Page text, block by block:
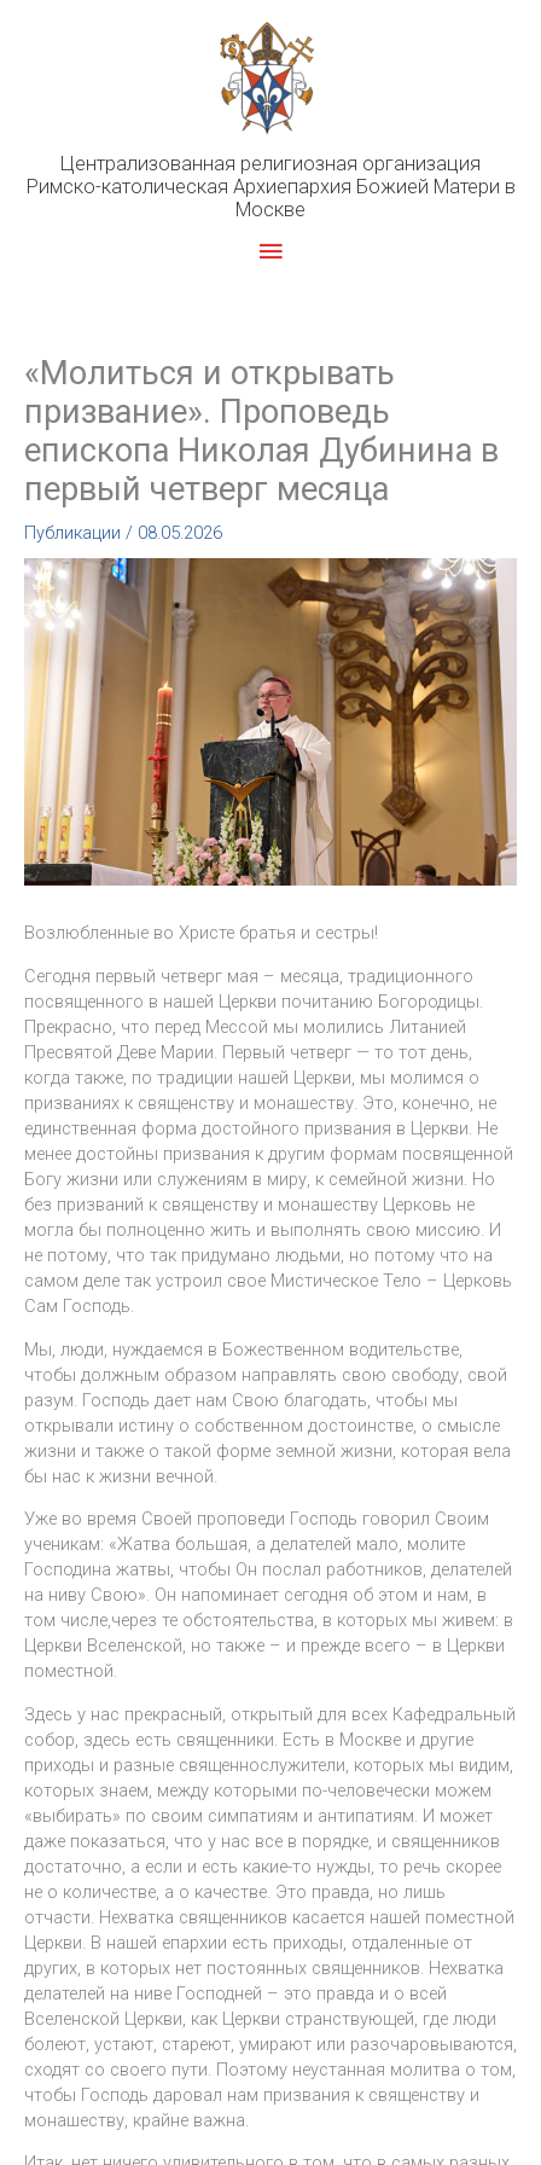
Централизованная религиозная организация
Римско-католическая Архиепархия Божией Матери в
Москве
Главное
«Молиться и открывать
призвание». Проповедь
епископа Николая Дубинина в
первый четверг месяца
Публикации / 08.05.2026
Возлюбленные во Христе братья и сестры!
Сегодня первый четверг мая – месяца, традиционного
посвященного в нашей Церкви почитанию Богородицы.
Прекрасно, что перед Мессой мы молились Литанией
Пресвятой Деве Марии. Первый четверг — то тот день,
когда также, по традиции нашей Церкви, мы молимся о
призваниях к священству и монашеству. Это, конечно, не
единственная форма достойного призвания в Церкви. Не
менее достойны призвания к другим формам посвященной
Богу жизни или служениям в миру, к семейной жизни. Но
без призваний к священству и монашеству Церковь не
могла бы полноценно жить и выполнять свою миссию. И
не потому, что так придумано людьми, но потому что на
самом деле так устроил свое Мистическое Тело – Церковь
Сам Господь.
Мы, люди, нуждаемся в Божественном водительстве,
чтобы должным образом направлять свою свободу, свой
разум. Господь дает нам Свою благодать, чтобы мы
открывали истину о собственном достоинстве, о смысле
жизни и также о такой форме земной жизни, которая вела
бы нас к жизни вечной.
Уже во время Своей проповеди Господь говорил Своим
ученикам: «Жатва большая, а делателей мало, молите
Господина жатвы, чтобы Он послал работников, делателей
на ниву Свою». Он напоминает сегодня об этом и нам, в
том числе,через те обстоятельства, в которых мы живем: в
Церкви Вселенской, но также – и прежде всего – в Церкви
поместной.
Здесь у нас прекрасный, открытый для всех Кафедральный
собор, здесь есть священники. Есть в Москве и другие
приходы и разные священнослужители, которых мы видим,
которых знаем, между которыми по-человечески можем
«выбирать» по своим симпатиям и антипатиям. И может
даже показаться, что у нас все в порядке, и священников
достаточно, а если и есть какие-то нужды, то речь скорее
не о количестве, а о качестве. Это правда, но лишь
отчасти. Нехватка священников касается нашей поместной
Церкви. В нашей епархии есть приходы, отдаленные от
других, в которых нет постоянных священников. Нехватка
делателей на ниве Господней – это правда и о всей
Вселенской Церкви, как Церкви странствующей, где люди
болеют, устают, стареют, умирают или разочаровываются,
сходят со своего пути. Поэтому неустанная молитва о том,
чтобы Господь даровал нам призвания к священству и
монашеству, крайне важна.